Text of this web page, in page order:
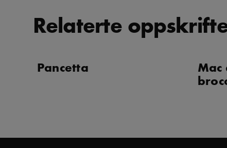
Relaterte
Pancetta
Mac